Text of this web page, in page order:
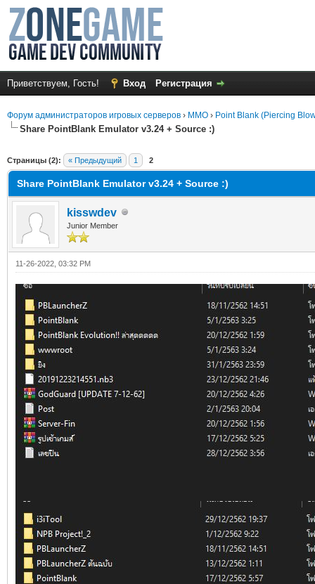
Приветствуем, Гость! Вход Регистрация
Форум администраторов игровых серверов › MMO › Point Blank (Piercing
Share PointBlank Emulator v3.24 + Source :)
Страницы (2): « Предыдущий 1 2
Share PointBlank Emulator v3.24 + Source :)
kisswdev
Junior Member
11-26-2022, 03:32 PM